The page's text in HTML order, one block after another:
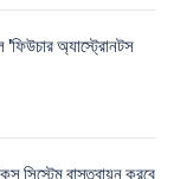
'ফিউচার অ্যাস্ট্রোনটস
সিস্টেম বাস্তবায়ন করবে